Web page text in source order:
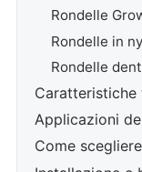
Rondelle
Rondelle in
Rondelle
Caratteristiche
Applicazioni
Come